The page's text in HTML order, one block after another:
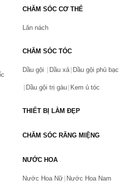
CHĂM SÓC CƠ THỂ
Lăn nách
CHĂM SÓC TÓC
Dầu gội Dầu xả Dầu gội phủ bạc
Dầu gội trị gàu Kem ủ tóc
THIẾT BỊ LÀM ĐẸP
CHĂM SÓC RĂNG MIỆNG
NƯỚC HOA
Nước Hoa Nữ Nước Hoa Nam